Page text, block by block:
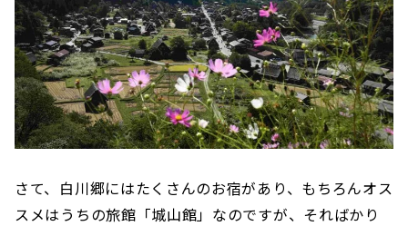
さて、白川郷にはたくさんのお宿があり、もちろんオス
スメはうちの旅館「城山館」なのですが、そればかり